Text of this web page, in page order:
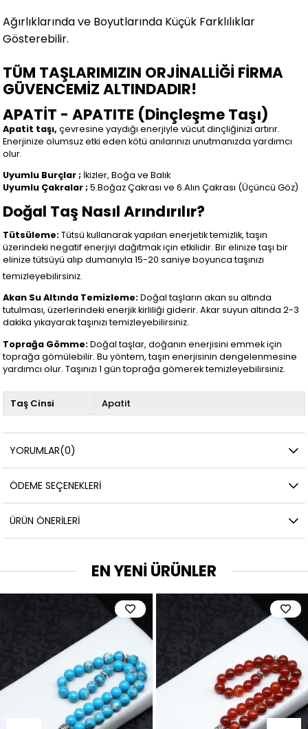
Ağırlıklarında ve Boyutlarında Küçük Farklılıklar
Gösterebilir.
TÜM TAŞLARIMIZIN ORJİNALLİĞİ FİRMA
GÜVENCEMİZ ALTINDADIR!
APATİT - APATITE (Dinçleşme Taşı)
Apatit taşı,çevresine yaydığı enerjiyle vücut dinçliğinizi artırır.
Enerjinize olumsuz etki eden kötü anılarınızı unutmanızda yardımcı
olur.
Uyumlu Burçlar ; İkizler, Boğa ve Balık
Uyumlu Çakralar ;5.Boğaz Çakrası ve 6.Alın Çakrası (Üçüncü Göz)
Doğal Taş Nasıl Arındırılır?
Tütsüleme:Tütsü kullanarak yapılan enerjetik temizlik, taşın
üzerindeki negatif enerjiyi dağıtmak için etkilidir. Bir elinize taşı bir
elinize tütsüyü alıp dumanıyla 15-20 saniye boyunca taşınızı
temizleyebilirsiniz.
Akan Su Altında Temizleme:Doğal taşların akan su altında
tutulması, üzerlerindeki enerjik kirliliği giderir. Akar suyun altında 2-3
dakika yıkayarak taşınızı temizleyebilirsiniz.
Toprağa Gömme:Doğal taşlar, doğanın enerjisini emmek için
toprağa gömülebilir. Bu yöntem, taşın enerjisinin dengelenmesine
yardımcı olur. Taşınızı 1 gün toprağa gömerek temizleyebilirsiniz.
Taş Cinsi Apatit
YORUMLAR(0)
ÖDEME SEÇENEKLERI
ÜRÜN ÖNERILERI
EN YENİ ÜRÜNLER